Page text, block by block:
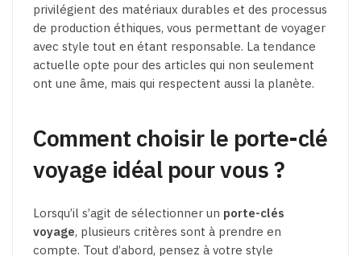
privilégient des matériaux durables et des processus
de production éthiques, vous permettant de voyager
avec style tout en étant responsable. La tendance
actuelle opte pour des articles qui non seulement
ont une âme, mais qui respectent aussi la planète.
Comment choisir le porte-clé
voyage idéal pour vous ?
Lorsqu’il s’agit de sélectionner un porte-clés
voyage, plusieurs critères sont à prendre en
compte. Tout d’abord, pensez à votre style